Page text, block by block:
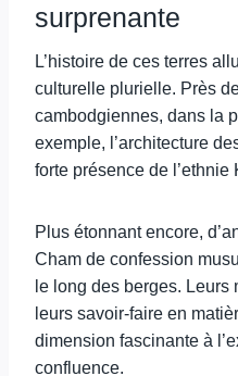
surprenante
L’histoire de ces terres
culturelle plurielle. Près
cambodgiennes, dans la
exemple, l’architecture
forte présence de l’ethnie
Plus étonnant encore,
Cham de confession
le long des berges.
leurs savoir-faire en
dimension fascinante à
confluence.